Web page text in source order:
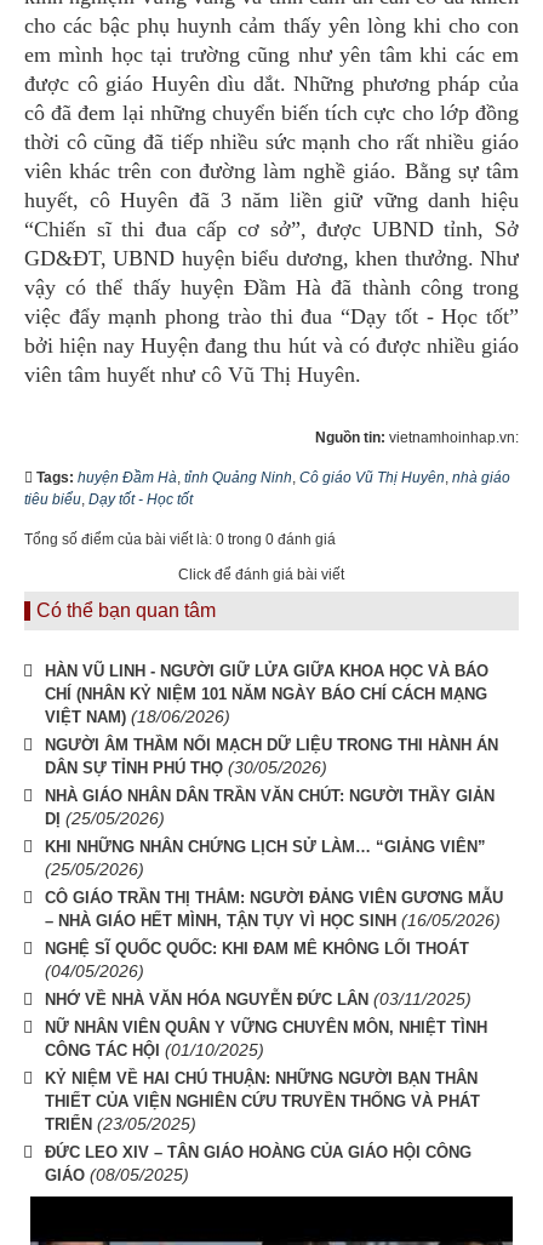
cho các bậc phụ huynh cảm thấy yên lòng khi cho con
em mình học tại trường cũng như yên tâm khi các em
được cô giáo Huyên dìu dắt. Những phương pháp của
cô đã đem lại những chuyển biến tích cực cho lớp đồng
thời cô cũng đã tiếp nhiều sức mạnh cho rất nhiều giáo
viên khác trên con đường làm nghề giáo. Bằng sự tâm
huyết, cô Huyên đã 3 năm liền giữ vững danh hiệu
“Chiến sĩ thi đua cấp cơ sở”, được UBND tỉnh, Sở
GD&ĐT, UBND huyện biểu dương, khen thưởng. Như
vậy có thể thấy huyện Đầm Hà đã thành công trong
việc đẩy mạnh phong trào thi đua “Dạy tốt - Học tốt”
bởi hiện nay Huyện đang thu hút và có được nhiều giáo
viên tâm huyết như cô Vũ Thị Huyên.
Nguồn tin: vietnamhoinhap.vn:
Tags: huyện Đầm Hà, tỉnh Quảng Ninh, Cô giáo Vũ Thị Huyên, nhà giáo
tiêu biểu, Dạy tốt - Học tốt
Tổng số điểm của bài viết là: 0 trong 0 đánh giá
Click để đánh giá bài viết
Có thể bạn quan tâm
HÀN VŨ LINH - NGƯỜI GIỮ LỬA GIỮA KHOA HỌC VÀ BÁO
CHÍ (NHÂN KỶ NIỆM 101 NĂM NGÀY BÁO CHÍ CÁCH MẠNG
VIỆT NAM) (18/06/2026)
NGƯỜI ÂM THẦM NỐI MẠCH DỮ LIỆU TRONG THI HÀNH ÁN
DÂN SỰ TỈNH PHÚ THỌ (30/05/2026)
NHÀ GIÁO NHÂN DÂN TRẦN VĂN CHÚT: NGƯỜI THẦY GIẢN
DỊ (25/05/2026)
KHI NHỮNG NHÂN CHỨNG LỊCH SỬ LÀM… “GIẢNG VIÊN”
(25/05/2026)
CÔ GIÁO TRẦN THỊ THẮM: NGƯỜI ĐẢNG VIÊN GƯƠNG MẪU
– NHÀ GIÁO HẾT MÌNH, TẬN TỤY VÌ HỌC SINH (16/05/2026)
NGHỆ SĨ QUỐC QUỐC: KHI ĐAM MÊ KHÔNG LỐI THOÁT
(04/05/2026)
NHỚ VỀ NHÀ VĂN HÓA NGUYỄN ĐỨC LÂN (03/11/2025)
NỮ NHÂN VIÊN QUÂN Y VỮNG CHUYÊN MÔN, NHIỆT TÌNH
CÔNG TÁC HỘI (01/10/2025)
KỶ NIỆM VỀ HAI CHÚ THUẬN: NHỮNG NGƯỜI BẠN THÂN
THIẾT CỦA VIỆN NGHIÊN CỨU TRUYỀN THỐNG VÀ PHÁT
TRIỂN (23/05/2025)
ĐỨC LEO XIV – TÂN GIÁO HOÀNG CỦA GIÁO HỘI CÔNG
GIÁO (08/05/2025)